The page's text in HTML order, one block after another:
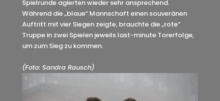
Spielrunde agierten wieder sehr ansprechend.
Während die „blaue“ Mannschaft einen souveränen
Auftritt mit vier Siegen zeigte, brauchte die „rote“
Truppe in zwei Spielen jeweils last-minute Torerfolge,
um zum Sieg zu kommen.
(Foto: Sandra Rausch)